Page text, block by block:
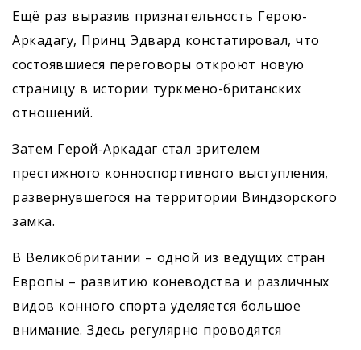
Ещё раз выразив признательность Герою-
Аркадагу, Принц Эдвард констатировал, что
состоявшиеся переговоры откроют новую
страницу в истории туркмено-британских
отношений.
Затем Герой-Аркадаг стал зрителем
престижного конноспортивного выступления,
развернувшегося на территории Виндзорского
замка.
В Великобритании – одной из ведущих стран
Европы – развитию коневодства и различных
видов конного спорта уделяется большое
внимание. Здесь регулярно проводятся